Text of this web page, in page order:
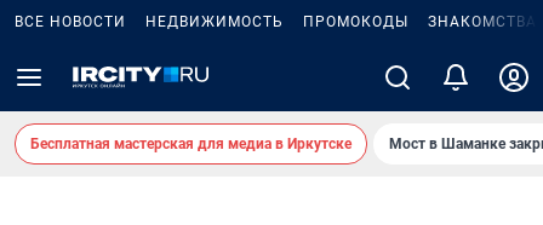
ВСЕ НОВОСТИ НЕДВИЖИМОСТЬ ПРОМОКОДЫ ЗНАКОМСТВА
Бесплатная мастерская для медиа в Иркутске Мост в Шаманке